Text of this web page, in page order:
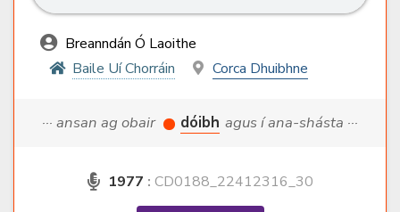
Breanndán Ó Laoithe
Baile Uí Chorráin
Corca Dhuibhne
··· ansan ag obair dóibh agus í ana-shásta ···
1977 : CD0188_22412316_30